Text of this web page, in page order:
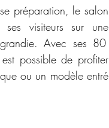
préparation, le salon
ses visiteurs sur une
Avec ses 80
possible de profiter
ou un modèle entré